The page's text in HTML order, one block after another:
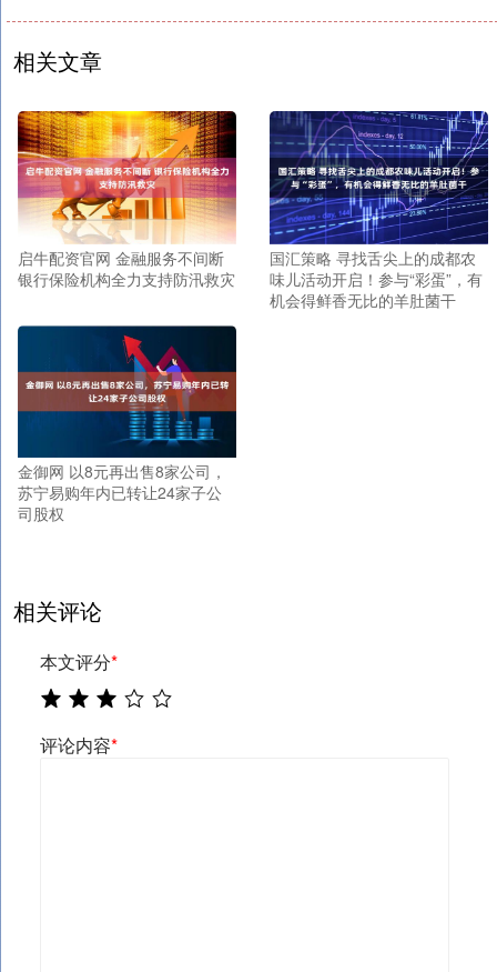
相关文章
启牛配资官网 金融服务不间断
银行保险机构全力支持防汛救灾
国汇策略 寻找舌尖上的成都农
味儿活动开启！参与“彩蛋”，有
机会得鲜香无比的羊肚菌干
金御网 以8元再出售8家公司，
苏宁易购年内已转让24家子公
司股权
相关评论
本文评分*
评论内容*